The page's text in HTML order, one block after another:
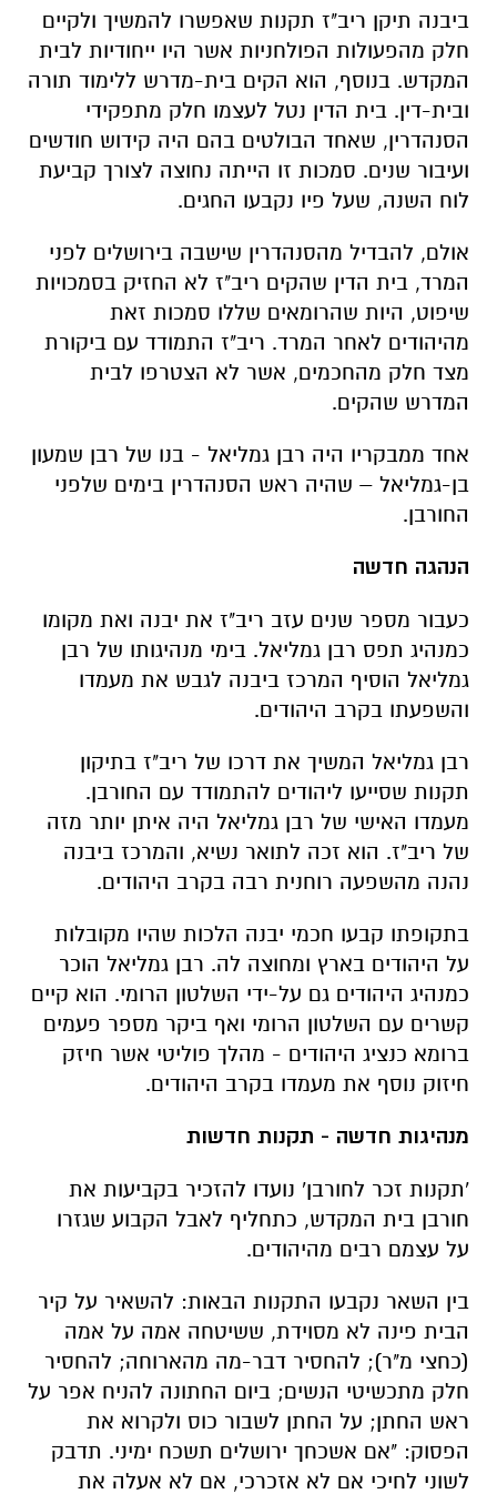
ביבנה תיקן ריב"ז תקנות שאפשרו להמשיך ולקיים
חלק מהפעולות הפולחניות אשר היו ייחודיות לבית
המקדש. בנוסף, הוא הקים בית-מדרש ללימוד תורה
ובית-דין. בית הדין נטל לעצמו חלק מתפקידי
הסנהדרין, שאחד הבולטים בהם היה קידוש חודשים
ועיבור שנים. סמכות זו הייתה נחוצה לצורך קביעת
לוח השנה, שעל פיו נקבעו החגים.
אולם, להבדיל מהסנהדרין שישבה בירושלים לפני
המרד, בית הדין שהקים ריב"ז לא החזיק בסמכויות
שיפוט, היות שהרומאים שללו סמכות זאת
מהיהודים לאחר המרד. ריב"ז התמודד עם ביקורת
מצד חלק מהחכמים, אשר לא הצטרפו לבית
המדרש שהקים.
אחד ממבקריו היה רבן גמליאל - בנו של רבן שמעון
בן-גמליאל – שהיה ראש הסנהדרין בימים שלפני
החורבן.
הנהגה חדשה
כעבור מספר שנים עזב ריב"ז את יבנה ואת מקומו
כמנהיג תפס רבן גמליאל. בימי מנהיגותו של רבן
גמליאל הוסיף המרכז ביבנה לגבש את מעמדו
והשפעתו בקרב היהודים.
רבן גמליאל המשיך את דרכו של ריב"ז בתיקון
תקנות שסייעו ליהודים להתמודד עם החורבן.
מעמדו האישי של רבן גמליאל היה איתן יותר מזה
של ריב"ז. הוא זכה לתואר נשיא, והמרכז ביבנה
נהנה מהשפעה רוחנית רבה בקרב היהודים.
בתקופתו קבעו חכמי יבנה הלכות שהיו מקובלות
על היהודים בארץ ומחוצה לה. רבן גמליאל הוכר
כמנהיג היהודים גם על-ידי השלטון הרומי. הוא קיים
קשרים עם השלטון הרומי ואף ביקר מספר פעמים
ברומא כנציג היהודים - מהלך פוליטי אשר חיזק
חיזוק נוסף את מעמדו בקרב היהודים.
מנהיגות חדשה - תקנות חדשות
'תקנות זכר לחורבן' נועדו להזכיר בקביעות את
חורבן בית המקדש, כתחליף לאבל הקבוע שגזרו
על עצמם רבים מהיהודים.
בין השאר נקבעו התקנות הבאות: להשאיר על קיר
הבית פינה לא מסוידת, ששיטחה אמה על אמה
(כחצי מ"ר); להחסיר דבר-מה מהארוחה; להחסיר
חלק מתכשיטי הנשים; ביום החתונה להניח אפר על
ראש החתן; על החתן לשבור כוס ולקרוא את
הפסוק: "אם אשכחך ירושלים תשכח ימיני. תדבק
לשוני לחיכי אם לא אזכרכי, אם לא אעלה את